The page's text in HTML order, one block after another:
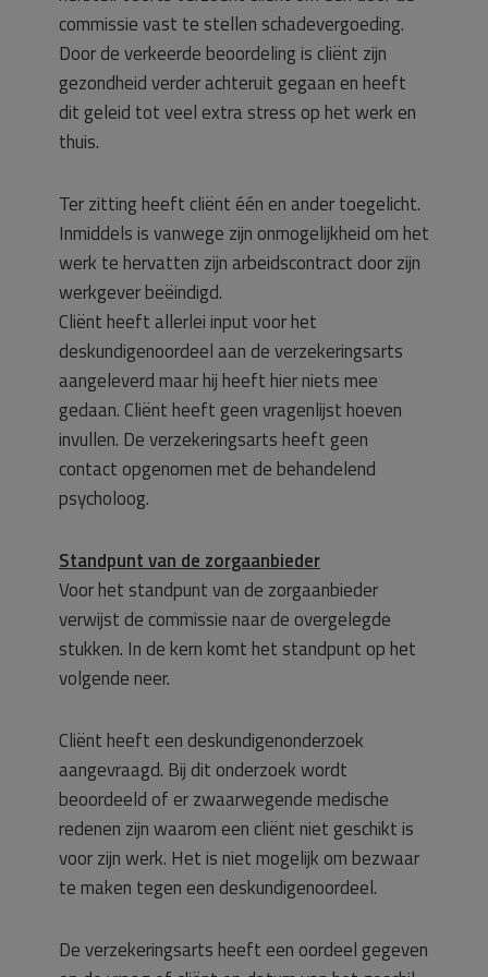
commissie vast te stellen schadevergoeding.
Door de verkeerde beoordeling is cliënt zijn
gezondheid verder achteruit gegaan en heeft
dit geleid tot veel extra stress op het werk en
thuis.
Ter zitting heeft cliënt één en ander toegelicht.
Inmiddels is vanwege zijn onmogelijkheid om het
werk te hervatten zijn arbeidscontract door zijn
werkgever beëindigd.
Cliënt heeft allerlei input voor het
deskundigenoordeel aan de verzekeringsarts
aangeleverd maar hij heeft hier niets mee
gedaan. Cliënt heeft geen vragenlijst hoeven
invullen. De verzekeringsarts heeft geen
contact opgenomen met de behandelend
psycholoog.
Standpunt van de zorgaanbieder
Voor het standpunt van de zorgaanbieder
verwijst de commissie naar de overgelegde
stukken. In de kern komt het standpunt op het
volgende neer.
Cliënt heeft een deskundigenonderzoek
aangevraagd. Bij dit onderzoek wordt
beoordeeld of er zwaarwegende medische
redenen zijn waarom een cliënt niet geschikt is
voor zijn werk. Het is niet mogelijk om bezwaar
te maken tegen een deskundigenoordeel.
De verzekeringsarts heeft een oordeel gegeven